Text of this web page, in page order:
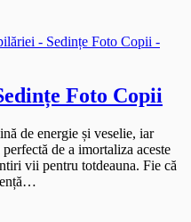
Foto Copii
de energie și veselie, iar
de a imortaliza aceste
vii pentru totdeauna. Fie că